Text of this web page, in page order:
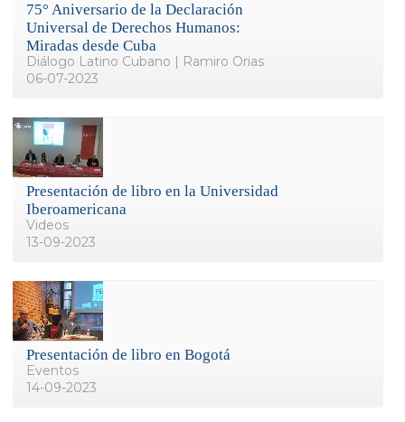
75° Aniversario de la Declaración
Universal de Derechos Humanos:
Miradas desde Cuba
Diálogo Latino Cubano | Ramiro Orias
06-07-2023
Presentación de libro en la Universidad
Iberoamericana
Videos
13-09-2023
Presentación de libro en Bogotá
Eventos
14-09-2023